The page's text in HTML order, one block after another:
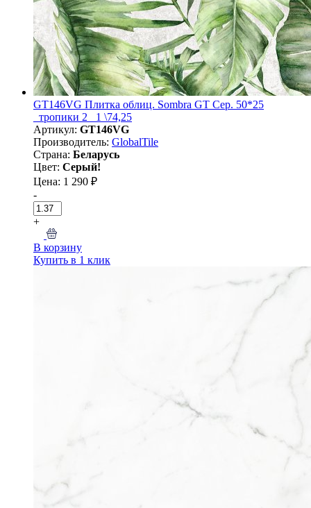
GT146VG Плитка облиц. Sombra GT Сер. 50*25
_тропики 2_ 1 \74,25
Артикул: GT146VG
Производитель: GlobalTile
Страна: Беларусь
Цвет: Серый!
Цена: 1 290 ₽
-
+
В корзину
Купить в 1 клик